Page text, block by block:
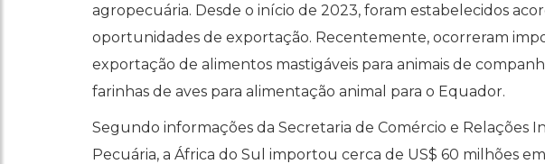
agropecuária. Desde o início de 2023, foram estabelecidos
oportunidades de exportação. Recentemente, ocorreram
exportação de alimentos mastigáveis para animais de
farinhas de aves para alimentação animal para o Equador.
Segundo informações da Secretaria de Comércio e Relações
Pecuária, a África do Sul importou cerca de US$ 60 milhões